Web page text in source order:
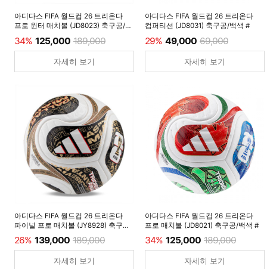
아디다스 FIFA 월드컵 26 트리온다
프로 윈터 매치볼 (JD8023) 축구공/
34% 125,000 189,000
자세히 보기
아디다스 FIFA 월드컵 26 트리온다
컴퍼티션 (JD8031) 축구공/백색 #
29% 49,000 69,000
자세히 보기
아디다스 FIFA 월드컵 26 트리온다
파이널 프로 매치볼 (JY8928) 축구공/
26% 139,000 189,000
자세히 보기
아디다스 FIFA 월드컵 26 트리온다
프로 매치볼 (JD8021) 축구공/백색 #
34% 125,000 189,000
자세히 보기